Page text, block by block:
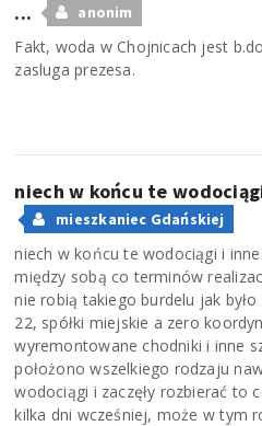
... anonim
Fakt, woda w Chojnicach jest
zasluga prezesa.
niech w końcu te
mieszkaniec Gdańskiej
niech w końcu te wodociągi i
między sobą co terminów
nie robią takiego burdelu jak
22, spółki miejskie a zero
wyremontowane chodniki i inne
położono wszelkiego rodzaju
wodociągi i zaczęły rozbierać to
kilka dni wcześniej, może w tym